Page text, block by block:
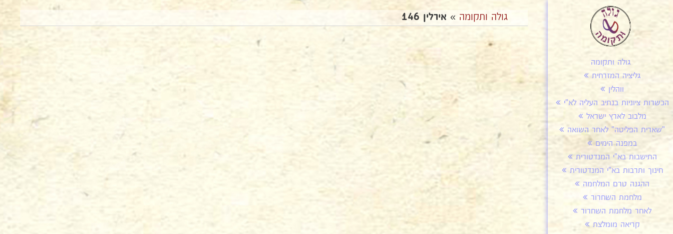
גולה ותקומה
גליציה המזרחית
ווהלין
הכשרות ציוניות בנתיב העליה לא"י
מלבוב לארץ ישראל
"שארית הפליטה" לאחר השואה
במפנה הימים
התישבות בא"י המנדטורית
חינוך ותרבות בא"י המנדטורית
ההגנה טרם המלחמה
מלחמת השחרור
לאחר מלחמת השחרור
קריאה מומלצת
גולה ותקומה » אירלין 146